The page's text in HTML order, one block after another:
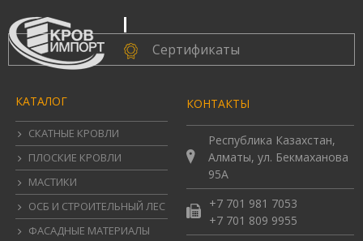
Сертификаты
КАТАЛОГ
СКАТНЫЕ КРОВЛИ
ПЛОСКИЕ КРОВЛИ
МАСТИКИ
ОСБ И СТРОИТЕЛЬНЫЙ ЛЕС
ФАСАДНЫЕ МАТЕРИАЛЫ
КОНТАКТЫ
Республика Казахстан,
Алматы, ул. Бекмаханова
95А
+7 701 981 7053
+7 701 809 9955